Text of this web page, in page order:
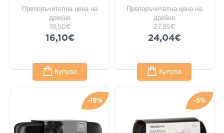
Препоръчителна цена на
дребно
18,50€
16,10€
Купува
Препоръчителна цена на
дребно
27,95€
24,04€
Купува
-19% -5%